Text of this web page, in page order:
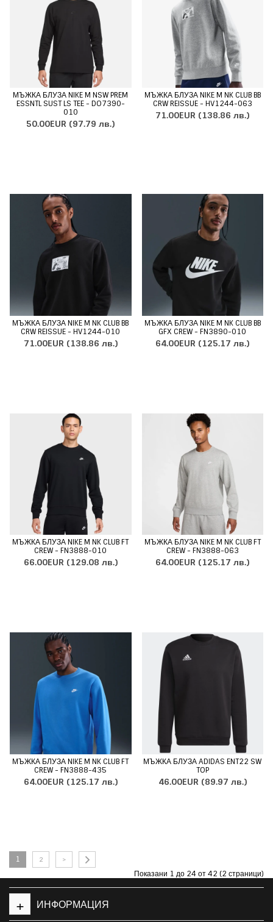
МЪЖКА БЛУЗА NIKE M NSW PREM
ESSNTL SUST LS TEE - DO7390-
010
50.00EUR (97.79 лв.)
МЪЖКА БЛУЗА NIKE M NK CLUB BB
CRW REISSUE - HV1244-063
71.00EUR (138.86 лв.)
МЪЖКА БЛУЗА NIKE M NK CLUB BB
CRW REISSUE - HV1244-010
71.00EUR (138.86 лв.)
МЪЖКА БЛУЗА NIKE M NK CLUB BB
GFX CREW - FN3890-010
64.00EUR (125.17 лв.)
МЪЖКА БЛУЗА NIKE M NK CLUB FT
CREW - FN3888-010
66.00EUR (129.08 лв.)
МЪЖКА БЛУЗА NIKE M NK CLUB FT
CREW - FN3888-063
64.00EUR (125.17 лв.)
МЪЖКА БЛУЗА NIKE M NK CLUB FT
CREW - FN3888-435
64.00EUR (125.17 лв.)
МЪЖКА БЛУЗА ADIDAS ENT22 SW
TOP
46.00EUR (89.97 лв.)
1 2 >
Показани 1 до 24 от 42 (2 страници)
ИНФОРМАЦИЯ
+